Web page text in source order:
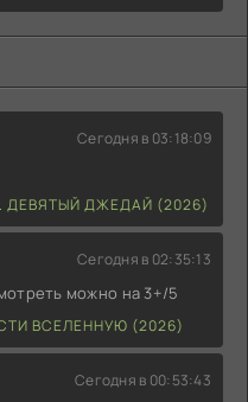
Сегодня в 03:18:09
ДЕВЯТЫЙ ДЖЕДАЙ (2026)
Сегодня в 02:35:13
можно на 3+/5
ВСЕЛЕННУЮ (2026)
Сегодня в 00:53:43